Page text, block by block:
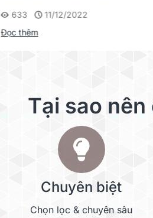
633
11/12/2022
Đọc thêm
Tại sao nên
Chuyên biệt
Chọn lọc & chuyên sâu